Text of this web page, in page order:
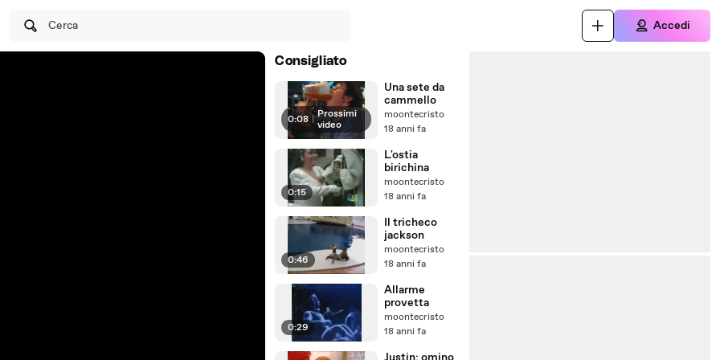
Cerca Accedi
Consigliato
0:08 | Prossimi
video
Una sete da
cammello
moontecristo
18 anni fa
0:15
L'ostia
birichina
moontecristo
18 anni fa
0:46
Il tricheco
jackson
moontecristo
18 anni fa
0:29
Allarme
provetta
moontecristo
18 anni fa